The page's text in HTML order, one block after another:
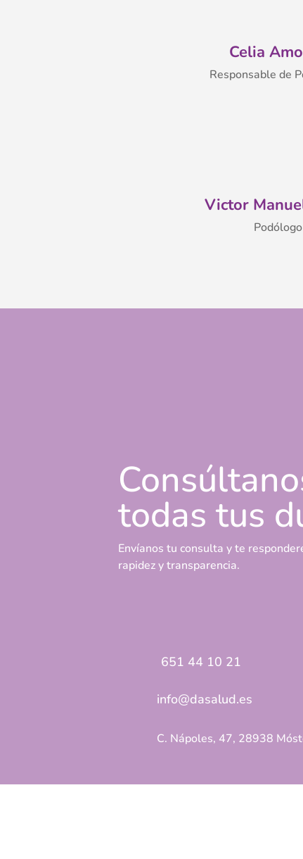
Celia
Responsable de
Victor
Podólogo
todas tus
Envíanos tu consulta y te
rapidez y transparencia.
651 44 10 21
info@dasalud.es
C. Nápoles, 47, 28938